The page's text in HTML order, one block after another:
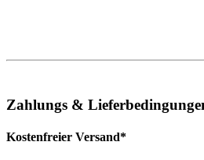
Zahlungs &
Kostenfreier Versand*